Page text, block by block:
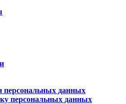
персональных данных
персональных данных